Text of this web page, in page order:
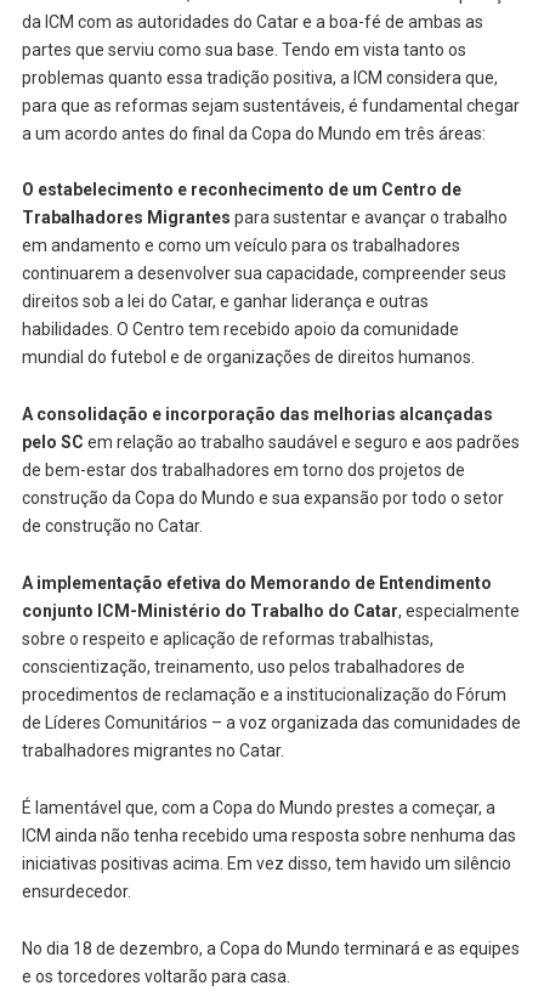
da ICM com as autoridades do Catar e a boa-fé de ambas as
partes que serviu como sua base. Tendo em vista tanto os
problemas quanto essa tradição positiva, a ICM considera que,
para que as reformas sejam sustentáveis, é fundamental chegar
a um acordo antes do final da Copa do Mundo em três áreas:
O estabelecimento e reconhecimento de um Centro de
Trabalhadores Migrantes para sustentar e avançar o trabalho
em andamento e como um veículo para os trabalhadores
continuarem a desenvolver sua capacidade, compreender seus
direitos sob a lei do Catar, e ganhar liderança e outras
habilidades. O Centro tem recebido apoio da comunidade
mundial do futebol e de organizações de direitos humanos.
A consolidação e incorporação das melhorias alcançadas
pelo SC em relação ao trabalho saudável e seguro e aos padrões
de bem-estar dos trabalhadores em torno dos projetos de
construção da Copa do Mundo e sua expansão por todo o setor
de construção no Catar.
A implementação efetiva do Memorando de Entendimento
conjunto ICM-Ministério do Trabalho do Catar, especialmente
sobre o respeito e aplicação de reformas trabalhistas,
conscientização, treinamento, uso pelos trabalhadores de
procedimentos de reclamação e a institucionalização do Fórum
de Líderes Comunitários – a voz organizada das comunidades de
trabalhadores migrantes no Catar.
É lamentável que, com a Copa do Mundo prestes a começar, a
ICM ainda não tenha recebido uma resposta sobre nenhuma das
iniciativas positivas acima. Em vez disso, tem havido um silêncio
ensurdecedor.
No dia 18 de dezembro, a Copa do Mundo terminará e as equipes
e os torcedores voltarão para casa.